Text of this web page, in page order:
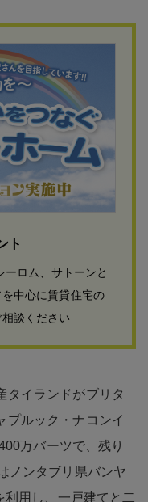
ト
ロム、サトーンと
中心に賃貸住宅の
談ください
タイランドがブリタ
プルック・ナコンイ
万バーツで、残り
ノンタブリ県バンヤ
用し、一戸建てと二